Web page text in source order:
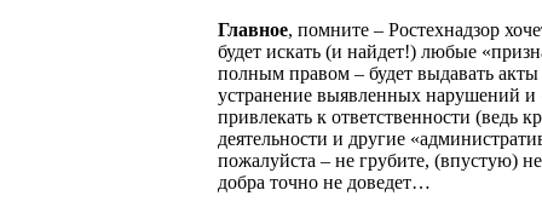
Главное, помните – Ростехнадзор
будет искать (и найдет!) любые
полным правом – будет выдавать
устранение выявленных нарушений
привлекать к ответственности (ведь
деятельности и другие
пожалуйста – не грубите, (впустую)
добра точно не доведет…